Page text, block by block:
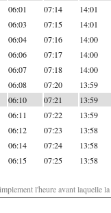
06:01 07:14 14:01
06:03 07:15 14:01
06:04 07:16 14:00
06:06 07:17 14:00
06:07 07:18 14:00
06:08 07:20 13:59
06:10 07:21 13:59
06:11 07:22 13:59
06:12 07:23 13:58
06:14 07:24 13:58
06:15 07:25 13:58
l'heure avant laquelle